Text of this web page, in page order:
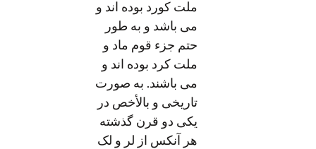
ملت کورد بوده اند و
می باشد و به طور
حتم جزء قوم ماد و
ملت کرد بوده اند و
می باشند. به صورت
تاریخی و بالأخص در
یکی دو قرن گذشته
هر آنکس از لر و لک